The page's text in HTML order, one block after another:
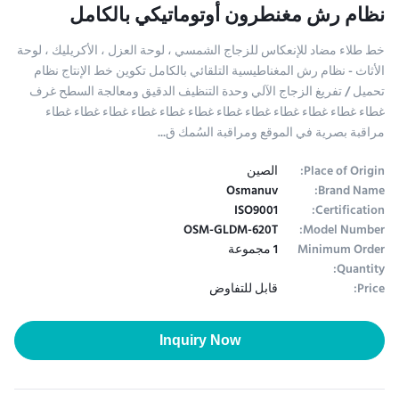
نظام رش مغنطرون أوتوماتيكي بالكامل
خط طلاء مضاد للإنعكاس للزجاج الشمسي ، لوحة العزل ، الأكريليك ، لوحة
الأثاث - نظام رش المغناطيسية التلقائي بالكامل تكوين خط الإنتاج نظام
تحميل / تفريغ الزجاج الآلي وحدة التنظيف الدقيق ومعالجة السطح غرف
غطاء غطاء غطاء غطاء غطاء غطاء غطاء غطاء غطاء غطاء غطاء غطاء
مراقبة بصرية في الموقع ومراقبة السُمك ق...
Place of Origin:
الصين
Brand Name:
Osmanuv
Certification:
ISO9001
Model Number:
OSM-GLDM-620T
Minimum Order
Quantity:
1 مجموعة
Price:
قابل للتفاوض
Inquiry Now